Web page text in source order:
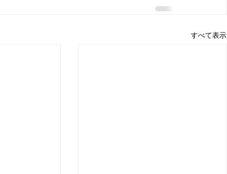
すべて表示